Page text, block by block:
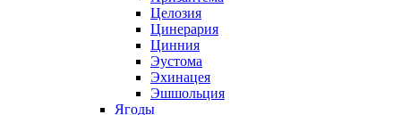
Целозия
Цинерария
Цинния
Эустома
Эхинацея
Эшшольция
Ягоды